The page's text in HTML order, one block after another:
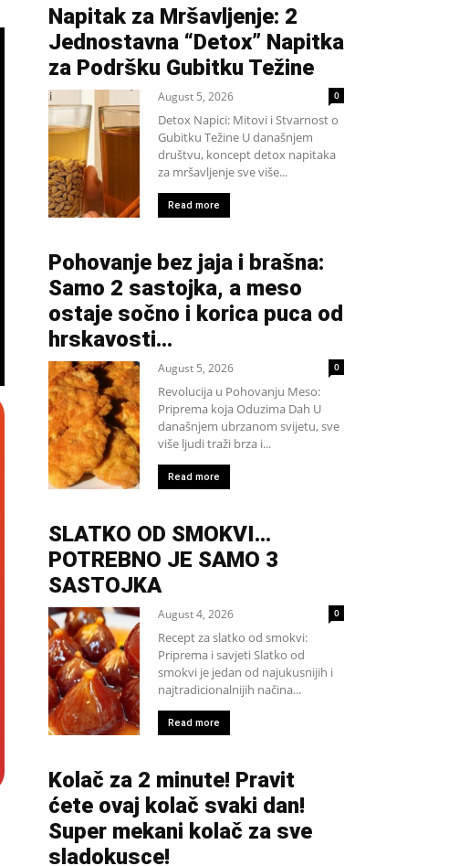
Napitak za Mršavljenje: 2
Jednostavna “Detox” Napitka
za Podršku Gubitku Težine
August 5, 2026 0
Detox Napici: Mitovi i Stvarnost o
Gubitku Težine U današnjem
društvu, koncept detox napitaka
za mršavljenje sve više...
Read more
Pohovanje bez jaja i brašna:
Samo 2 sastojka, a meso
ostaje sočno i korica puca od
hrskavosti…
August 5, 2026 0
Revolucija u Pohovanju Meso:
Priprema koja Oduzima Dah U
današnjem ubrzanom svijetu, sve
više ljudi traži brza i...
Read more
SLATKO OD SMOKVI…
POTREBNO JE SAMO 3
SASTOJKA
August 4, 2026 0
Recept za slatko od smokvi:
Priprema i savjeti Slatko od
smokvi je jedan od najukusnijih i
najtradicionalnijih načina...
Read more
Kolač za 2 minute! Pravit
ćete ovaj kolač svaki dan!
Super mekani kolač za sve
sladokusce!